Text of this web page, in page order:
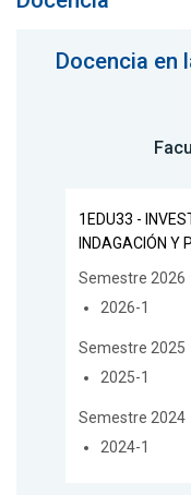
Docencia en
1EDU33 -
INDAGACIÓN Y
Semestre 2026
2026-1
Semestre 2025
2025-1
Semestre 2024
2024-1